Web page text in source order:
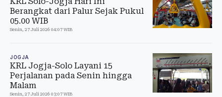
Berangkat dari Palur Sejak Pukul
05.00 WIB
Senin, 27 Juli 2026 04:07 WIB
JOGJA
KRL Jogja-Solo Layani 15
Perjalanan pada Senin hingga
Malam
Senin, 27 Juli 2026 03:07 WIB